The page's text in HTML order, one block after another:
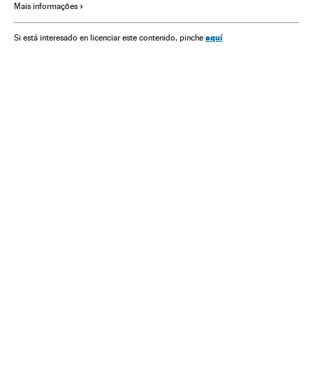
Cultura
Mais informações
Si está interesado en licenciar este contenido, pinche aquí